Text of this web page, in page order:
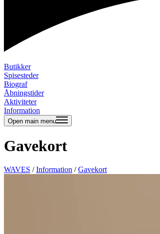
Butikker
Spisesteder
Biograf
Åbningstider
Aktiviteter
Information
Open main menu
Gavekort
WAVES /Information /Gavekort